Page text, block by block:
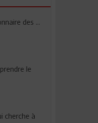
des ...
le
cherche à